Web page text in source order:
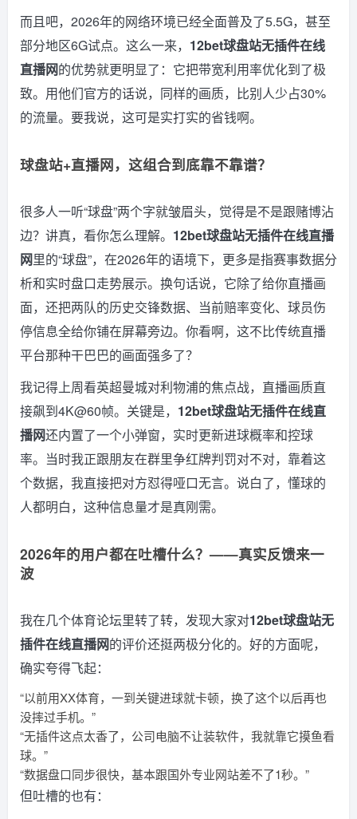
而且吧，2026年的网络环境已经全面普及了5.5G，甚至
部分地区6G试点。这么一来， 12bet球盘站无插件在线
直播网的优势就更明显了：它把带宽利用率优化到了极
致。用他们官方的话说，同样的画质，比别人少占30%
的流量。要我说，这可是实打实的省钱啊。
球盘站+直播网，这组合到底靠不靠谱？
很多人一听“球盘”两个字就皱眉头，觉得是不是跟赌博沾
边？讲真，看你怎么理解。 12bet球盘站无插件在线直播
网里的“球盘”，在2026年的语境下，更多是指赛事数据分
析和实时盘口走势展示。换句话说，它除了给你直播画
面，还把两队的历史交锋数据、当前赔率变化、球员伤
停信息全给你铺在屏幕旁边。你看啊，这不比传统直播
平台那种干巴巴的画面强多了？
我记得上周看英超曼城对利物浦的焦点战，直播画质直
接飙到4K@60帧。关键是， 12bet球盘站无插件在线直
播网还内置了一个小弹窗，实时更新进球概率和控球
率。当时我正跟朋友在群里争红牌判罚对不对，靠着这
个数据，我直接把对方怼得哑口无言。说白了，懂球的
人都明白，这种信息量才是真刚需。
2026年的用户都在吐槽什么？——真实反馈来一
波
我在几个体育论坛里转了转，发现大家对12bet球盘站无
插件在线直播网的评价还挺两极分化的。好的方面呢，
确实夸得飞起：
“以前用XX体育，一到关键进球就卡顿，换了这个以后再也
没摔过手机。”
“无插件这点太香了，公司电脑不让装软件，我就靠它摸鱼看
球。”
“数据盘口同步很快，基本跟国外专业网站差不了1秒。”
但吐槽的也有：